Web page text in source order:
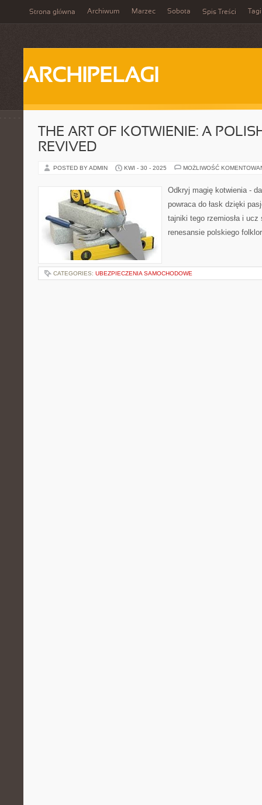
Strona główna Archiwum Marzec Sobota Spis Treści Tagi
ARCHIPELAGI
THE ART OF KOTWIENIE: A
REVIVED
POSTED BY ADMIN KWI - 30 - 2025 MOŻLIWOŚĆ
Odkryj magię kotwienia -
powraca do łask dzięki
tajniki tego rzemiosła i
renesansie polskiego
CATEGORIES: UBEZPIECZENIA SAMOCHODOWE